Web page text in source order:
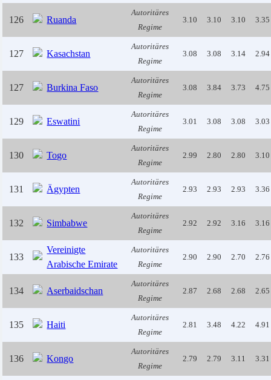
126 Ruanda
Autoritäres
Regime
3.10 3.10 3.10 3.35
127 Kasachstan
Autoritäres
Regime
3.08 3.08 3.14 2.94
127 Burkina Faso
Autoritäres
Regime
3.08 3.84 3.73 4.75
129 Eswatini
Autoritäres
Regime
3.01 3.08 3.08 3.03
130 Togo
Autoritäres
Regime
2.99 2.80 2.80 3.10
131 Ägypten
Autoritäres
Regime
2.93 2.93 2.93 3.36
132 Simbabwe
Autoritäres
Regime
2.92 2.92 3.16 3.16
133
Vereinigte
Arabische Emirate
Autoritäres
Regime
2.90 2.90 2.70 2.76
134 Aserbaidschan
Autoritäres
Regime
2.87 2.68 2.68 2.65
135 Haiti
Autoritäres
Regime
2.81 3.48 4.22 4.91
136 Kongo
Autoritäres
Regime
2.79 2.79 3.11 3.31